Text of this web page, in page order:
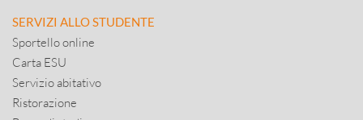
SERVIZI ALLO STUDENTE
Sportello online
Carta ESU
Servizio abitativo
Ristorazione